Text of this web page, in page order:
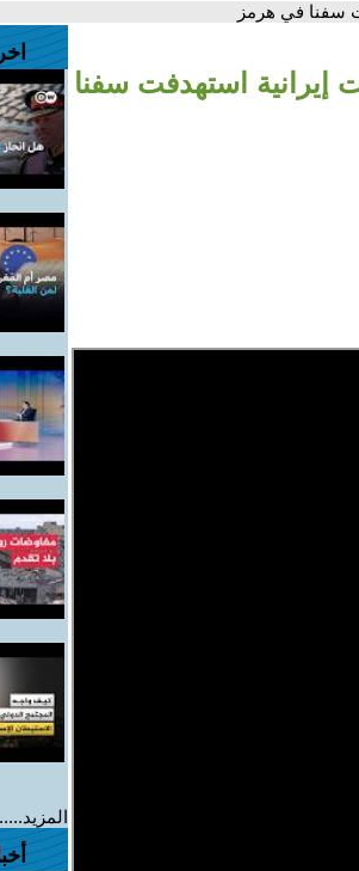
سفنا في هرمز
استهدفت سفنا
المزيد.....